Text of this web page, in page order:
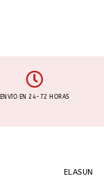
ENVÍO EN 24-72 HORAS
ELASUN